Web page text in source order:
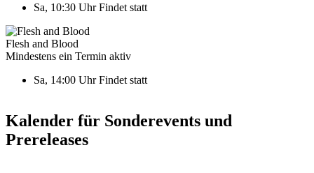
Sa, 10:30 Uhr Findet statt
Flesh and Blood
Mindestens ein Termin aktiv
Sa, 14:00 Uhr Findet statt
Kalender für Sonderevents und
Prereleases